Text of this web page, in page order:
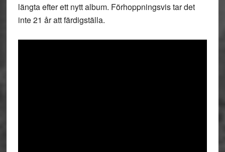
längta efter ett nytt album. Förhoppningsvis tar det
inte 21 år att färdigställa.